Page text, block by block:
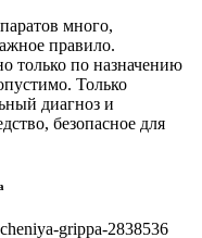
много,
правило.
только по назначению
Только
диагноз и
безопасное для